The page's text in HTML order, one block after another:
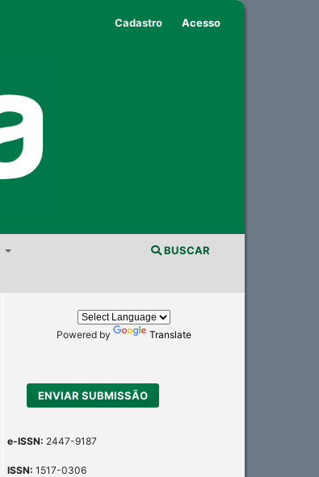
BUSCAR
Cadastro Acesso
Powered by Translate
ENVIAR SUBMISSÃO
e-ISSN: 2447-9187
ISSN: 1517-0306